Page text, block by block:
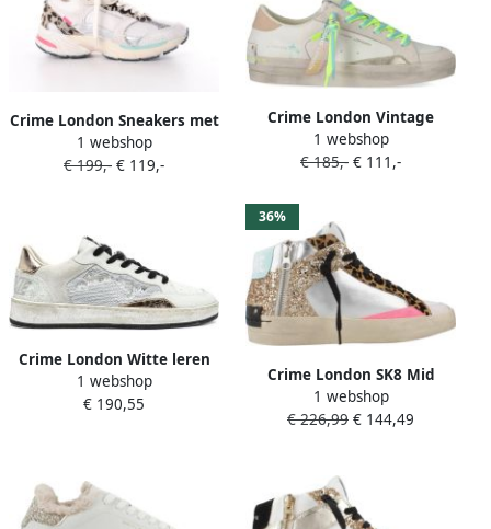
Crime London Sneakers met
Luipaardprint en Turquoise
Hiel Multicolor Dames
1 webshop
€ 199,- € 119,-
Crime London Vintage
Witte Sneaker met Gouden
Details
1 webshop
€ 185,- € 111,-
Crime London Witte leren
sneakers met pailletten
1 webshop
€ 190,55
36%
Crime London SK8 Mid
Glitter Schoenen Multicolor
Dames
1 webshop
€ 226,99 € 144,49